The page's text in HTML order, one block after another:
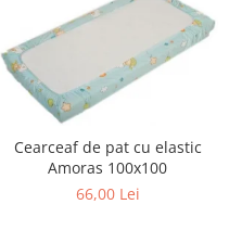
Cearceaf de pat cu elastic
Amoras 100x100
66,00 Lei